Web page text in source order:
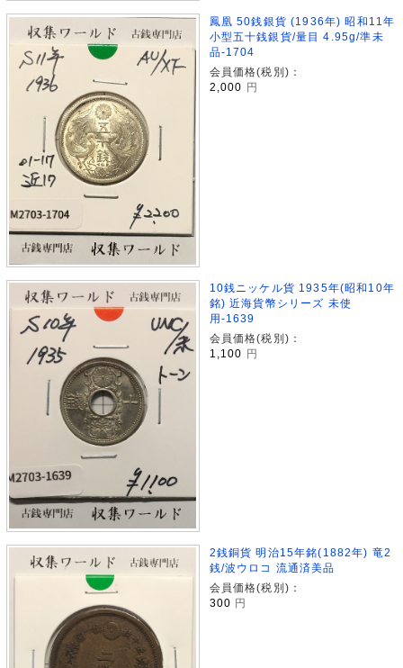
鳳凰 50銭銀貨 (1936年) 昭和11年
小型五十銭銀貨/量目 4.95g/準未
品-1704
会員価格(税別)：
2,000
円
10銭ニッケル貨 1935年(昭和10年
銘) 近海貨幣シリーズ 未使
用-1639
会員価格(税別)：
1,100 円
2銭銅貨 明治15年銘(1882年) 竜2
銭/波ウロコ 流通済美品
会員価格(税別)：
300 円